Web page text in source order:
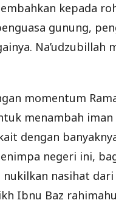
kepada
gunung,
Na’udzubillah
momentum
menambah iman
dengan
negeri ini,
nasihat dari
Ibnu Baz